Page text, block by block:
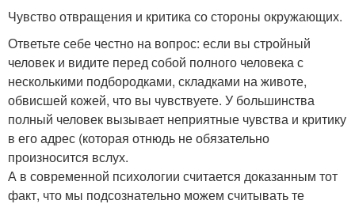
Чувство отвращения и критика со стороны окружающих.
Ответьте себе честно на вопрос: если вы стройный
человек и видите перед собой полного человека с
несколькими подбородками, складками на животе,
обвисшей кожей, что вы чувствуете. У большинства
полный человек вызывает неприятные чувства и критику
в его адрес (которая отнюдь не обязательно
произносится вслух.
А в современной психологии считается доказанным тот
факт, что мы подсознательно можем считывать те